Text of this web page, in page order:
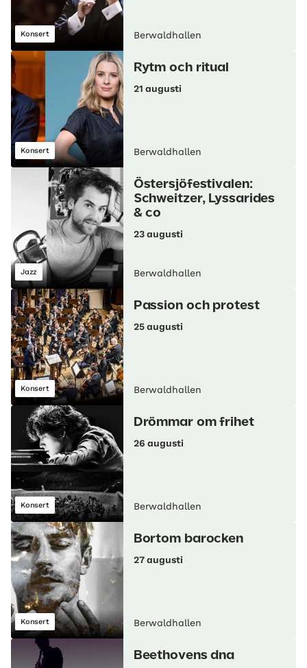
Konsert Berwaldhallen
Konsert
Rytm och ritual
21 augusti
Berwaldhallen
Jazz
Östersjöfestivalen:
Schweitzer, Lyssarides
& co
23 augusti
Berwaldhallen
Konsert
Passion och protest
25 augusti
Berwaldhallen
Konsert
Drömmar om frihet
26 augusti
Berwaldhallen
Konsert
Bortom barocken
27 augusti
Berwaldhallen
Beethovens dna